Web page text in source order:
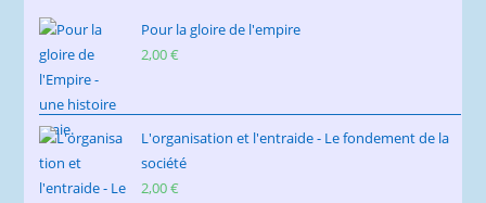
Pour la gloire de l'empire
2,00€
L'organisation et l'entraide - Le fondement de la
société
2,00€